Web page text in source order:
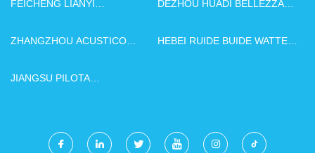
FEICHENG LIANYI
LTD
DEZHOU HUADI BELLEZZA
CO., LTD.
ZHANGZHOU ACUSTICO
CO., LTD.
HEBEI RUIDE BUIDE WATTER
JIANGSU PILOTA